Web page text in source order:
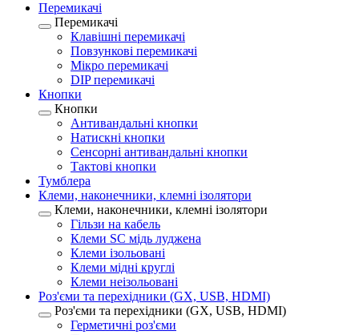
Перемикачі
Перемикачі
Клавішні перемикачі
Повзункові перемикачі
Мікро перемикачі
DIP перемикачі
Кнопки
Кнопки
Антивандальні кнопки
Натискні кнопки
Сенсорні антивандальні кнопки
Тактові кнопки
Тумблера
Клеми, наконечники, клемні ізолятори
Клеми, наконечники, клемні ізолятори
Гільзи на кабель
Клеми SC мідь луджена
Клеми ізольовані
Клеми мідні круглі
Клеми неізольовані
Роз'єми та перехідники (GX, USB, HDMI)
Роз'єми та перехідники (GX, USB, HDMI)
Герметичні роз'єми